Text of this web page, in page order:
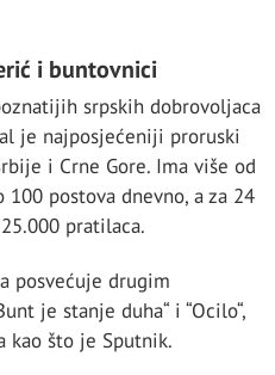
i buntovnici
srpskih dobrovoljaca
je najposjećeniji proruski
i Crne Gore. Ima više od
postova dnevno, a za 24
pratilaca.
posvećuje drugim
je stanje duha“ i “Ocilo“,
kao što je Sputnik.